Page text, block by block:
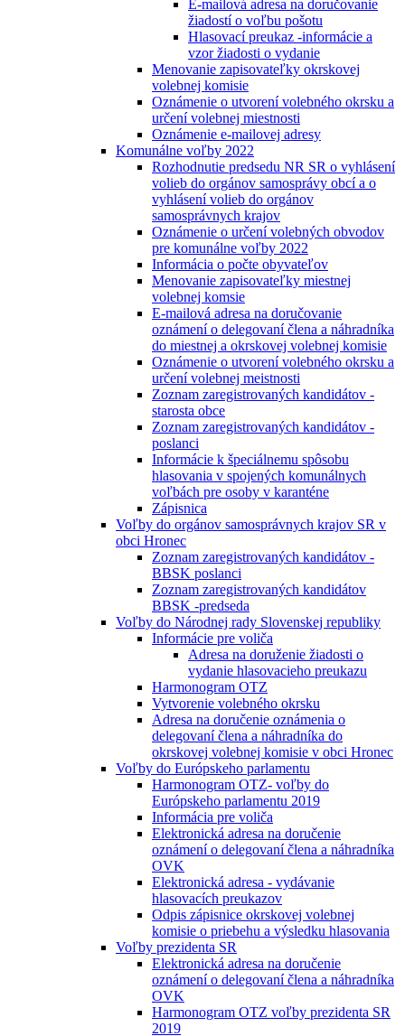
E-mailová adresa na doručovanie
žiadostí o voľbu pošotu
Hlasovací preukaz -informácie a
vzor žiadosti o vydanie
Menovanie zapisovateľky okrskovej
volebnej komisie
Oznámenie o utvorení volebného okrsku a
určení volebnej miestnosti
Oznámenie e-mailovej adresy
Komunálne voľby 2022
Rozhodnutie predsedu NR SR o vyhlásení
volieb do orgánov samosprávy obcí a o
vyhlásení volieb do orgánov
samosprávnych krajov
Oznámenie o určení volebných obvodov
pre komunálne voľby 2022
Informácia o počte obyvateľov
Menovanie zapisovateľky miestnej
volebnej komsie
E-mailová adresa na doručovanie
oznámení o delegovaní člena a náhradníka
do miestnej a okrskovej volebnej komisie
Oznámenie o utvorení volebného okrsku a
určení volebnej meistnosti
Zoznam zaregistrovaných kandidátov -
starosta obce
Zoznam zaregistrovaných kandidátov -
poslanci
Informácie k špeciálnemu spôsobu
hlasovania v spojených komunálnych
voľbách pre osoby v karanténe
Zápisnica
Voľby do orgánov samosprávnych krajov SR v
obci Hronec
Zoznam zaregistrovaných kandidátov -
BBSK poslanci
Zoznam zaregistrovaných kandidátov
BBSK -predseda
Voľby do Národnej rady Slovenskej republiky
Informácie pre voliča
Adresa na doruženie žiadosti o
vydanie hlasovacieho preukazu
Harmonogram OTZ
Vytvorenie volebného okrsku
Adresa na doručenie oznámenia o
delegovaní člena a náhradníka do
okrskovej volebnej komisie v obci Hronec
Voľby do Európskeho parlamentu
Harmonogram OTZ- voľby do
Európskeho parlamentu 2019
Informácia pre voliča
Elektronická adresa na doručenie
oznámení o delegovaní člena a náhradníka
OVK
Elektronická adresa - vydávanie
hlasovacích preukazov
Odpis zápisnice okrskovej volebnej
komisie o priebehu a výsledku hlasovania
Voľby prezidenta SR
Elektronická adresa na doručenie
oznámení o delegovaní člena a náhradníka
OVK
Harmonogram OTZ voľby prezidenta SR
2019